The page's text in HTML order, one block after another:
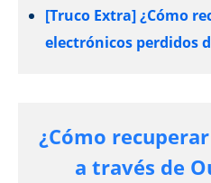
[Truco Extra] ¿Cómo
electrónicos perdidos
¿Cómo
a través de